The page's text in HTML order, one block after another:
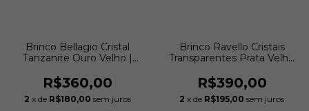
Brinco Bellagio Cristal
Tanzanite Ouro Velho |
R$360,00
2 x de R$180,00 sem juros
Brinco Ravello Cristais
Transparentes Prata Velho
R$390,00
2 x de R$195,00 sem juros